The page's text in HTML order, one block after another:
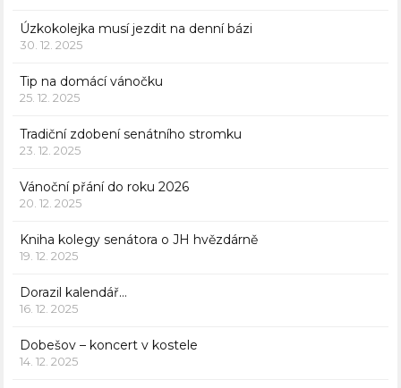
Úzkokolejka musí jezdit na denní bázi
30. 12. 2025
Tip na domácí vánočku
25. 12. 2025
Tradiční zdobení senátního stromku
23. 12. 2025
Vánoční přání do roku 2026
20. 12. 2025
Kniha kolegy senátora o JH hvězdárně
19. 12. 2025
Dorazil kalendář…
16. 12. 2025
Dobešov – koncert v kostele
14. 12. 2025